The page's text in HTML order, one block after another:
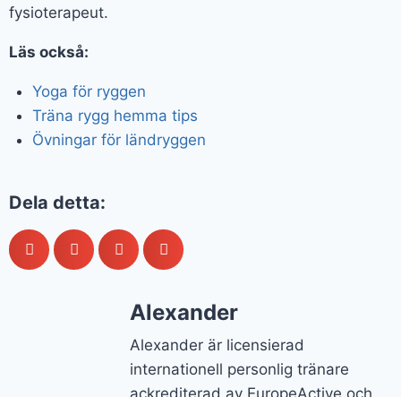
fysioterapeut.
Läs också:
Yoga för ryggen
Träna rygg hemma tips
Övningar för ländryggen
Dela detta:
Alexander
Alexander är licensierad
internationell personlig tränare
ackrediterad av EuropeActive och